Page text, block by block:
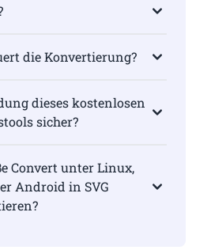
die Konvertierung?
dieses kostenlosen
sicher?
Convert unter Linux,
Android in SVG